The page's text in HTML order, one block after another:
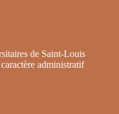
de Saint-Louis
administratif